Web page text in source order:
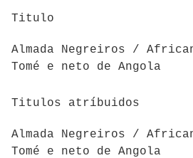
Titulo
Almada Negreiros /
Tomé e neto de Angola
Titulos atríbuidos
Almada Negreiros /
Tomé e neto de Angola